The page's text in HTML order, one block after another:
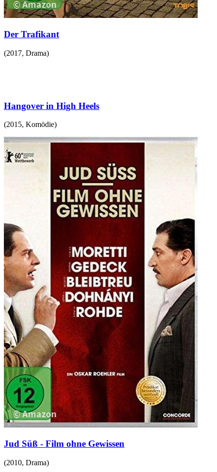
Der Trafikant
(2017, Drama)
Hangover in High Heels
(2015, Komödie)
Jud Süß - Film ohne Gewissen
(2010, Drama)